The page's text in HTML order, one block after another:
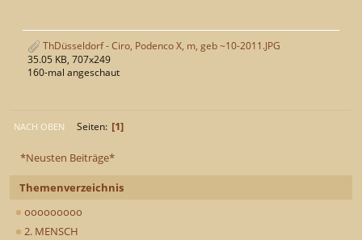
*Neusten Beiträge*
Themenverzeichnis
ooooooooo
2. MENSCH
ThDüsseldorf - Ciro, Podenco X, m, geb ~10-2011.JPG
35.05 KB, 707x249
160-mal angeschaut
NACH OBEN Seiten 1